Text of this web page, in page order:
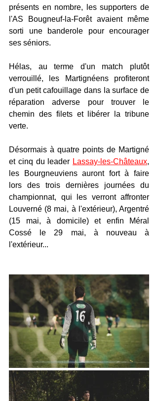
présents en nombre, les supporters de
l'AS Bougneuf-la-Forêt avaient même
sorti une banderole pour encourager
ses séniors.
Hélas, au terme d'un match plutôt
verrouillé, les Martignéens profiteront
d'un petit cafouillage dans la surface de
réparation adverse pour trouver le
chemin des filets et libérer la tribune
verte.
Désormais à quatre points de Martigné
et cinq du leader Lassay-les-Châteaux,
les Bourgneuviens auront fort à faire
lors des trois dernières journées du
championnat, qui les verront affronter
Louverné (8 mai, à l'extérieur), Argentré
(15 mai, à domicile) et enfin Méral
Cossé le 29 mai, à nouveau à
l'extérieur...